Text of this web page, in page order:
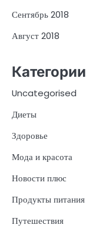
Сентябрь 2018
Август 2018
Категории
Uncategorised
Диеты
Здоровье
Мода и красота
Новости плюс
Продукты питания
Путешествия